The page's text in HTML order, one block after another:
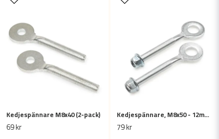
Kedjespännare M8x40 (2-pack)
69 kr
Kedjespännare, M8x50 - 12mm (2-pack)
79 kr